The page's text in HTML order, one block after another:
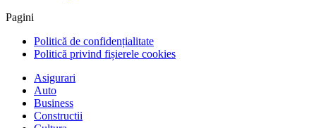
Pagini
Politică de confidențialitate
Politică privind fișierele cookies
Asigurari
Auto
Business
Constructii